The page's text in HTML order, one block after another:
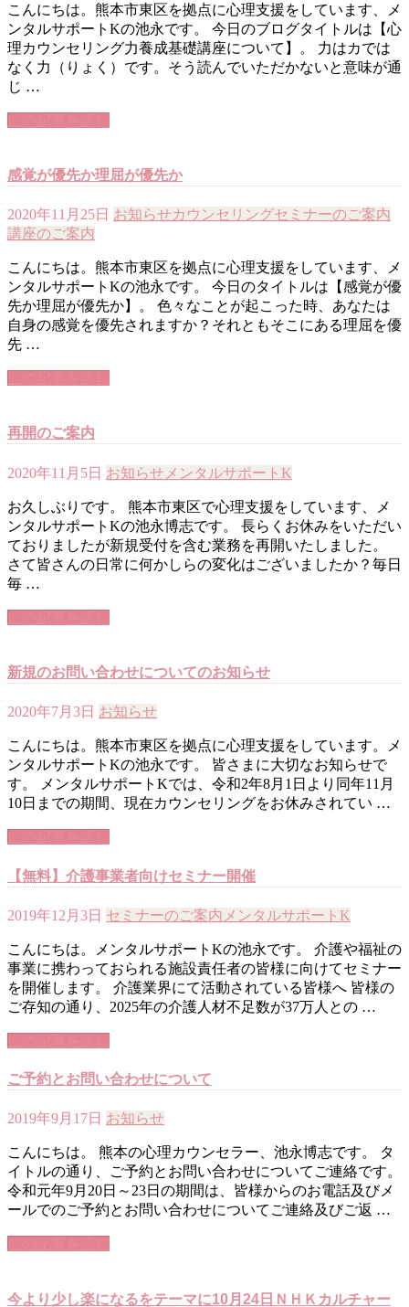
こんにちは。熊本市東区を拠点に心理支援をしています、メ
ンタルサポートKの池永です。 今日のブログタイトルは【心
理カウンセリング力養成基礎講座について】。 力はカでは
なく力（りょく）です。そう読んでいただかないと意味が通
じ …
感覚が優先か理屈が優先か
2020年11月25日 お知らせカウンセリングセミナーのご案内
講座のご案内
こんにちは。熊本市東区を拠点に心理支援をしています、メ
ンタルサポートKの池永です。 今日のタイトルは【感覚が優
先か理屈が優先か】。 色々なことが起こった時、あなたは
自身の感覚を優先されますか？それともそこにある理屈を優
先 …
再開のご案内
2020年11月5日 お知らせ メンタルサポートK
お久しぶりです。 熊本市東区で心理支援をしています、メ
ンタルサポートKの池永博志です。 長らくお休みをいただい
ておりましたが新規受付を含む業務を再開いたしました。
さて皆さんの日常に何かしらの変化はございましたか？毎日
毎 …
新規のお問い合わせについてのお知らせ
2020年7月3日 お知らせ
こんにちは。熊本市東区を拠点に心理支援をしています。メ
ンタルサポートKの池永です。 皆さまに大切なお知らせで
す。 メンタルサポートKでは、令和2年8月1日より同年11月
10日までの期間、現在カウンセリングをお休みされてい …
【無料】介護事業者向けセミナー開催
2019年12月3日 セミナーのご案内 メンタルサポートK
こんにちは。メンタルサポートKの池永です。 介護や福祉の
事業に携わっておられる施設責任者の皆様に向けてセミナー
を開催します。 介護業界にて活動されている皆様へ 皆様の
ご存知の通り、2025年の介護人材不足数が37万人との …
ご予約とお問い合わせについて
2019年9月17日 お知らせ
こんにちは。 熊本の心理カウンセラー、池永博志です。 タ
イトルの通り、ご予約とお問い合わせについてご連絡です。
令和元年9月20日～23日の期間は、皆様からのお電話及びメ
ールでのご予約とお問い合わせについてご連絡及びご返 …
今より少し楽になるをテーマに10月24日ＮＨＫカルチャー